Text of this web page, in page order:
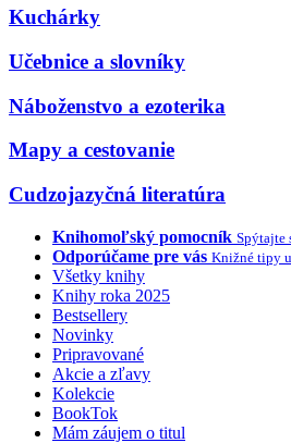
Kuchárky
Učebnice a slovníky
Náboženstvo a ezoterika
Mapy a cestovanie
Cudzojazyčná literatúra
Knihomoľský pomocník Spýtajte
Odporúčame pre vás Knižné tipy
Všetky knihy
Knihy roka 2025
Bestsellery
Novinky
Pripravované
Akcie a zľavy
Kolekcie
BookTok
Mám záujem o titul